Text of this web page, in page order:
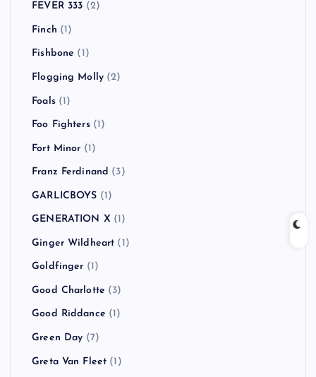
FEVER 333 (2)
Finch (1)
Fishbone (1)
Flogging Molly (2)
Foals(1)
Foo Fighters(1)
Fort Minor (1)
Franz Ferdinand (3)
GARLICBOYS (1)
GENERATION X (1)
Ginger Wildheart (1)
Goldfinger (1)
Good Charlotte (3)
Good Riddance (1)
Green Day (7)
Greta Van Fleet (1)